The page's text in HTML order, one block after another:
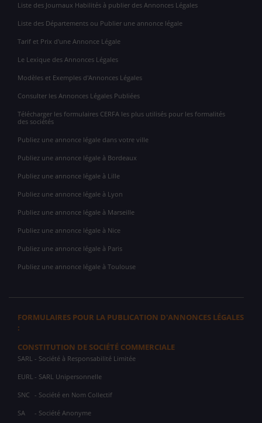
Liste des Journaux Habilités à publier des Annonces Légales
Liste des Départements ou Publier une annonce légale
Tarif et Prix d'une Annonce Légale
Le Lexique des Annonces Légales
Modèles et Exemples d'Annonces Légales
Consulter les Annonces Légales Publiées
Télécharger les formulaires CERFA les plus utilisés pour les formalités
des sociétés
Publiez une annonce légale dans votre ville
Publiez une annonce légale à Bordeaux
Publiez une annonce légale à Lille
Publiez une annonce légale à Lyon
Publiez une annonce légale à Marseille
Publiez une annonce légale à Nice
Publiez une annonce légale à Paris
Publiez une annonce légale à Toulouse
FORMULAIRES POUR LA PUBLICATION D'ANNONCES LÉGALES
:
CONSTITUTION DE SOCIÉTÉ COMMERCIALE
SARL - Société à Responsabilité Limitée
EURL - SARL Unipersonnelle
SNC - Société en Nom Collectif
SA - Société Anonyme